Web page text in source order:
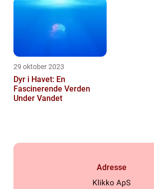
29 oktober 2023
Dyr i Havet: En
Fascinerende Verden
Under Vandet
Adresse